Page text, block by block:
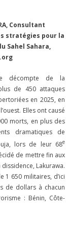
Consultant
stratégies pour la
Sahel Sahara,
décompte de la
de 450 attaques
en 2025, en
Elles ont causé
morts, en plus des
dramatiques de
lors de leur 68e
de mettre fin aux
dissidence, Lakurawa.
1 650 militaires, d’ici
de dollars à chacun
: Bénin, Côte-